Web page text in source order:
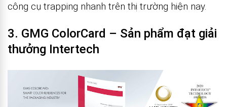
công cụ trapping nhanh trên thị trường hiện nay.
3. GMG ColorCard – Sản phẩm đạt giải
thưởng Intertech